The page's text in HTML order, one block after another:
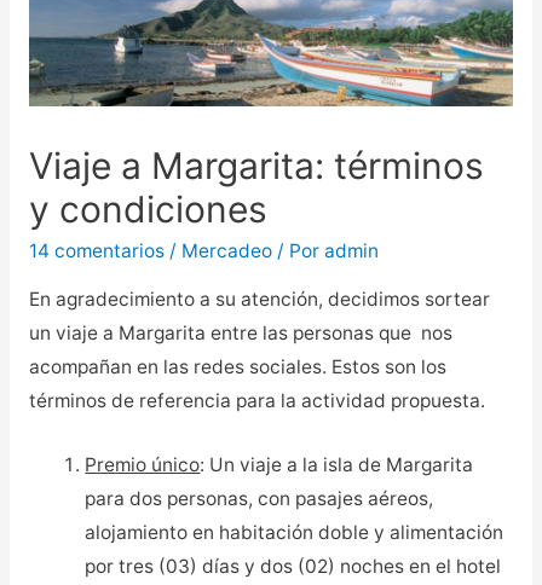
Viaje a Margarita: términos
y condiciones
14 comentarios / Mercadeo/ Por admin
En agradecimiento a su atención, decidimos sortear
un viaje a Margarita entre las personas que nos
acompañan en las redes sociales. Estos son los
términos de referencia para la actividad propuesta.
Premio único: Un viaje a la isla de Margarita
para dos personas, con pasajes aéreos,
alojamiento en habitación doble y alimentación
por tres (03) días y dos (02) noches en el hotel